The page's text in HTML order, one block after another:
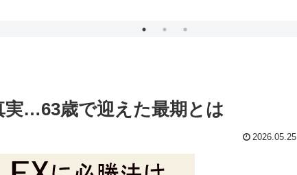
実…63歳で迎えた最期とは
2026.05.25